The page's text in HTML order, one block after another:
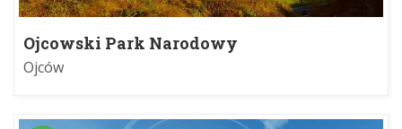
Ojcowski Park Narodowy
Ojców